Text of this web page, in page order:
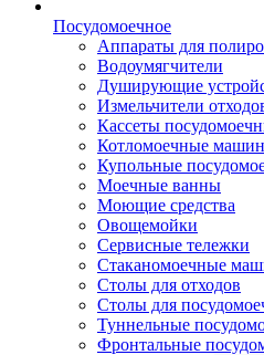
Посудомоечное
Аппараты для
Водоумягчители
Душирующие
Измельчители
Кассеты
Котломоечные
Купольные
Моечные ванны
Моющие средства
Овощемойки
Сервисные тележки
Стаканомоечные
Столы для отходов
Столы для
Туннельные
Фронтальные